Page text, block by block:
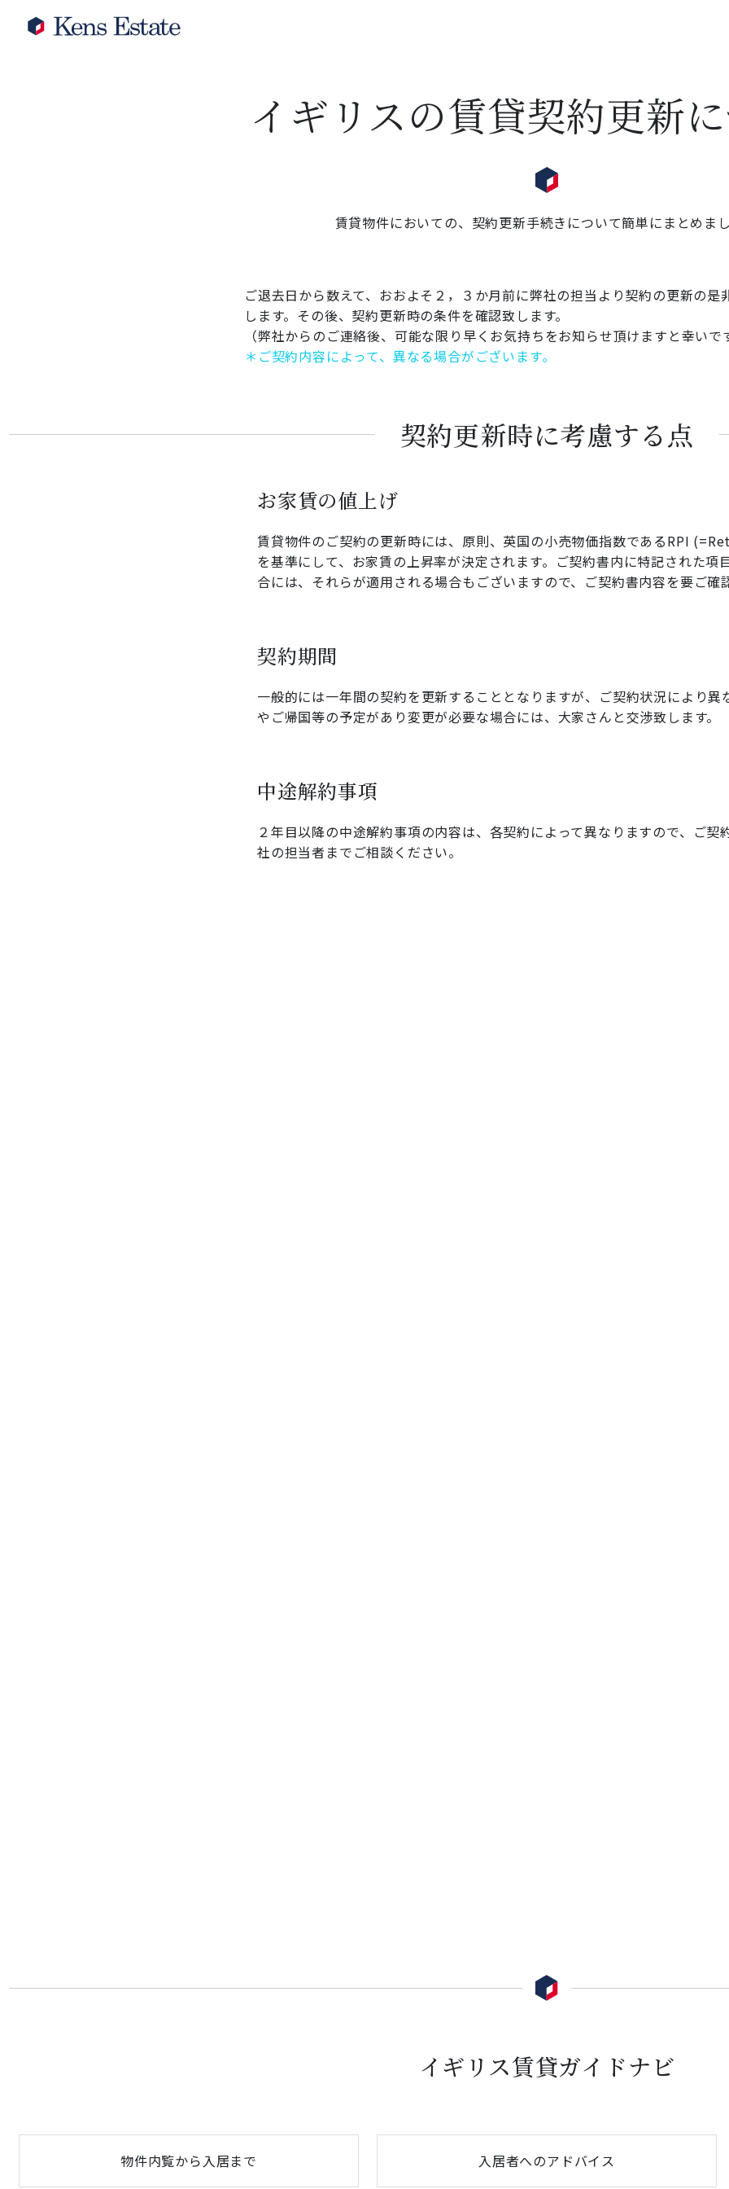
イギリスの賃貸契約更新
賃貸物件においての、契約更新手続きについて簡単にまとめまし
ご退去日から数えて、おおよそ２，３か月前に弊社の担当より契約の更新の是
します。その後、契約更新時の条件を確認致します。
（弊社からのご連絡後、可能な限り早くお気持ちをお知らせ頂けますと幸いで
＊ご契約内容によって、異なる場合がございます。
契約更新時に考慮する点
お家賃の値上げ
賃貸物件のご契約の更新時には、原則、英国の小売物価指数であるRPI
を基準にして、お家賃の上昇率が決定されます。ご契約書内に特記された項
合には、それらが適用される場合もございますので、ご契約書内容を要ご確
契約期間
一般的には一年間の契約を更新することとなりますが、ご契約状況により異
やご帰国等の予定があり変更が必要な場合には、大家さんと交渉致します。
中途解約事項
２年目以降の中途解約事項の内容は、各契約によって異なりますので、ご契
社の担当者までご相談ください。
イギリス賃貸ガイドナビ
物件内覧から入居まで 入居者へのアドバイス